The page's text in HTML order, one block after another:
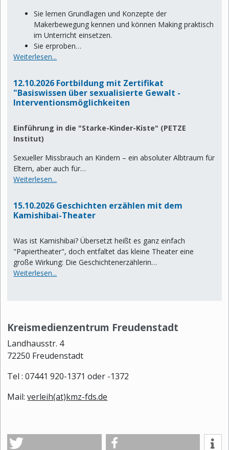
Sie lernen Grundlagen und Konzepte der
Makerbewegung kennen und können Making praktisch
im Unterricht einsetzen.
Sie erproben…
Weiterlesen...
12.10.2026 Fortbildung mit Zertifikat
"Basiswissen über sexualisierte Gewalt -
Interventionsmöglichkeiten
Einführung in die "Starke-Kinder-Kiste" (PETZE
Institut)
Sexueller Missbrauch an Kindern – ein absoluter Albtraum für
Eltern, aber auch für…
Weiterlesen...
15.10.2026 Geschichten erzählen mit dem
Kamishibai-Theater
Was ist Kamishibai? Übersetzt heißt es ganz einfach
"Papiertheater", doch entfaltet das kleine Theater eine
große Wirkung: Die Geschichtenerzählerin…
Weiterlesen...
Kreismedienzentrum Freudenstadt
Landhausstr. 4
72250 Freudenstadt
Tel : 07441 920-1371 oder -1372
Mail:verleih(at)kmz-fds.de